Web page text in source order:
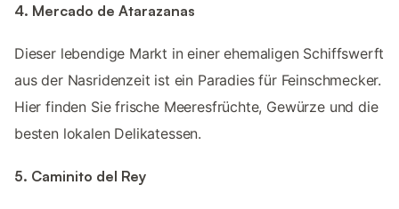
4. Mercado de Atarazanas
Dieser lebendige Markt in einer ehemaligen Schiffswerft
aus der Nasridenzeit ist ein Paradies für Feinschmecker.
Hier finden Sie frische Meeresfrüchte, Gewürze und die
besten lokalen Delikatessen.
5. Caminito del Rey